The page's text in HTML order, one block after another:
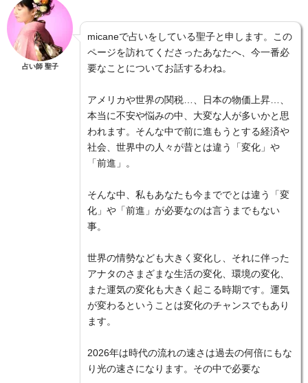
占い師 聖子
micaneで占いをしている聖子と申します。この
ページを訪れてくださったあなたへ、今一番必
要なことについてお話するわね。
アメリカや世界の関税…、日本の物価上昇…、
本当に不安や悩みの中、大変な人が多いかと思
われます。そんな中で前に進もうとする経済や
社会、世界中の人々が昔とは違う「変化」や
「前進」。
そんな中、私もあなたも今まででとは違う「変
化」や「前進」が必要なのは言うまでもない
事。
世界の情勢なども大きく変化し、それに伴った
アナタのさまざまな生活の変化、環境の変化、
また運気の変化も大きく起こる時期です。運気
が変わるということは変化のチャンスでもあり
ます。
2026年は時代の流れの速さは過去の何倍にもな
り光の速さになります。その中で必要な